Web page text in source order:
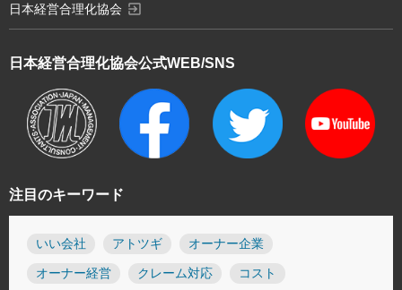
注目のキーワード
いい会社 アトツギ オーナー企業
オーナー経営 クレーム対応 コスト
日本経営合理化協会公式WEB/SNS
日本経営合理化協会 exit_to_app